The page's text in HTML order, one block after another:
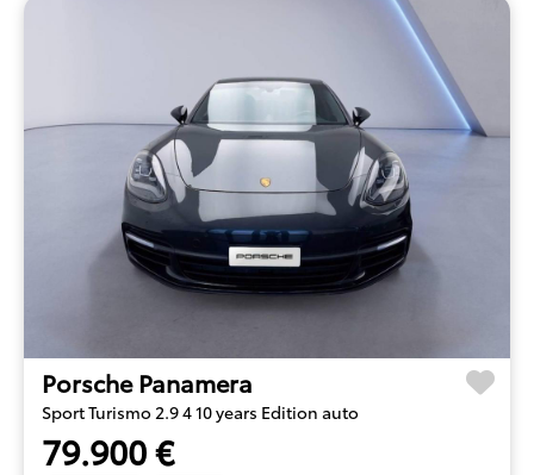
Porsche Panamera
Sport Turismo 2.9 4 10 years Edition auto
79.900 €